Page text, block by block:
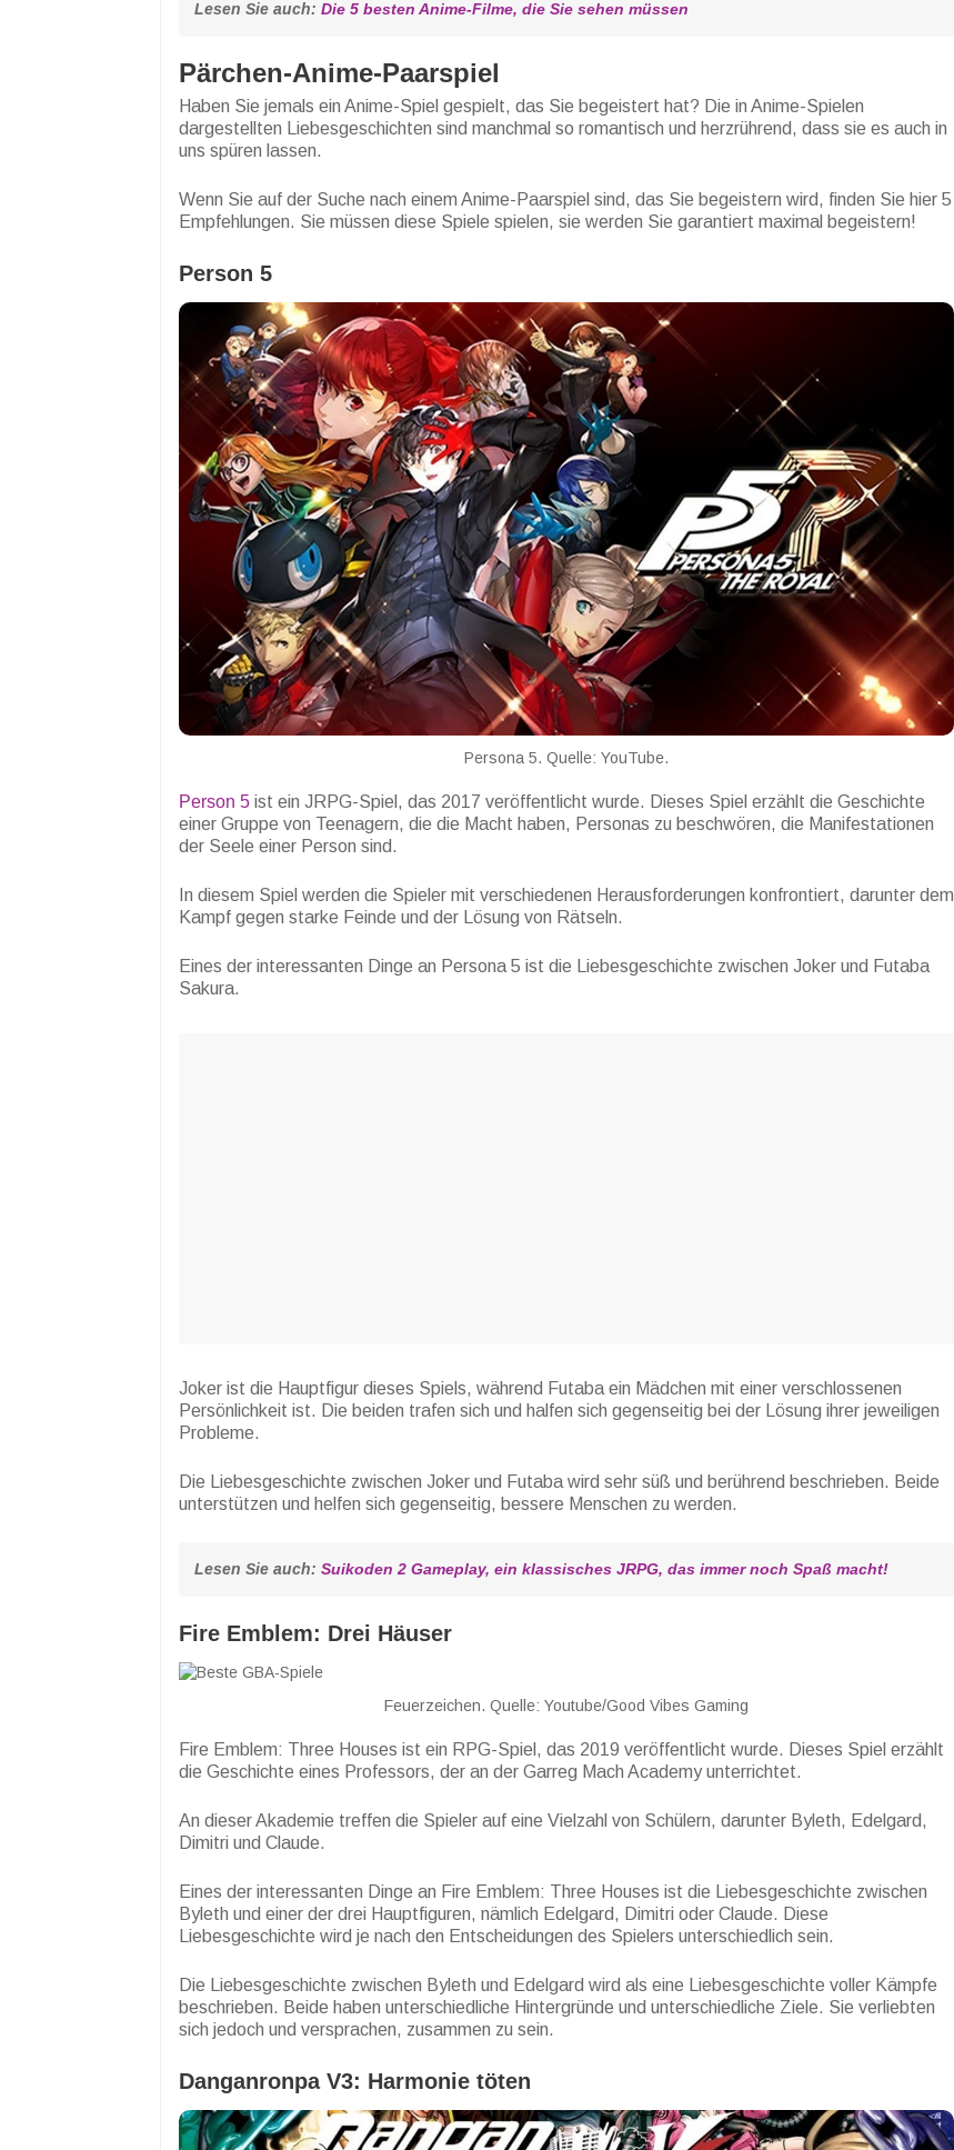
Lesen Sie auch: Die 5 besten Anime-Filme, die Sie sehen müssen
Pärchen-Anime-Paarspiel
Haben Sie jemals ein Anime-Spiel gespielt, das Sie begeistert hat? Die in Anime-Spielen
dargestellten Liebesgeschichten sind manchmal so romantisch und herzrührend, dass sie es auch in
uns spüren lassen.
Wenn Sie auf der Suche nach einem Anime-Paarspiel sind, das Sie begeistern wird, finden Sie hier 5
Empfehlungen. Sie müssen diese Spiele spielen, sie werden Sie garantiert maximal begeistern!
Person 5
Persona 5. Quelle: YouTube.
Person 5 ist ein JRPG-Spiel, das 2017 veröffentlicht wurde. Dieses Spiel erzählt die Geschichte
einer Gruppe von Teenagern, die die Macht haben, Personas zu beschwören, die Manifestationen
der Seele einer Person sind.
In diesem Spiel werden die Spieler mit verschiedenen Herausforderungen konfrontiert, darunter dem
Kampf gegen starke Feinde und der Lösung von Rätseln.
Eines der interessanten Dinge an Persona 5 ist die Liebesgeschichte zwischen Joker und Futaba
Sakura.
Joker ist die Hauptfigur dieses Spiels, während Futaba ein Mädchen mit einer verschlossenen
Persönlichkeit ist. Die beiden trafen sich und halfen sich gegenseitig bei der Lösung ihrer jeweiligen
Probleme.
Die Liebesgeschichte zwischen Joker und Futaba wird sehr süß und berührend beschrieben. Beide
unterstützen und helfen sich gegenseitig, bessere Menschen zu werden.
Lesen Sie auch: Suikoden 2 Gameplay, ein klassisches JRPG, das immer noch Spaß macht!
Fire Emblem: Drei Häuser
Feuerzeichen. Quelle: Youtube/Good Vibes Gaming
Fire Emblem: Three Houses ist ein RPG-Spiel, das 2019 veröffentlicht wurde. Dieses Spiel erzählt
die Geschichte eines Professors, der an der Garreg Mach Academy unterrichtet.
An dieser Akademie treffen die Spieler auf eine Vielzahl von Schülern, darunter Byleth, Edelgard,
Dimitri und Claude.
Eines der interessanten Dinge an Fire Emblem: Three Houses ist die Liebesgeschichte zwischen
Byleth und einer der drei Hauptfiguren, nämlich Edelgard, Dimitri oder Claude. Diese
Liebesgeschichte wird je nach den Entscheidungen des Spielers unterschiedlich sein.
Die Liebesgeschichte zwischen Byleth und Edelgard wird als eine Liebesgeschichte voller Kämpfe
beschrieben. Beide haben unterschiedliche Hintergründe und unterschiedliche Ziele. Sie verliebten
sich jedoch und versprachen, zusammen zu sein.
Danganronpa V3: Harmonie töten